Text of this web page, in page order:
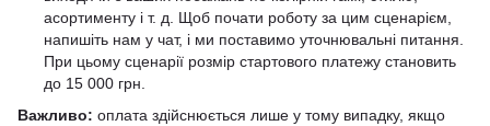
асортименту і т. д. Щоб почати роботу за цим сценарієм,
напишіть нам у чат, і ми поставимо уточнювальні питання.
При цьому сценарії розмір стартового платежу становить
до 15 000 грн.
Важливо: оплата здійснюється лише у тому випадку, якщо